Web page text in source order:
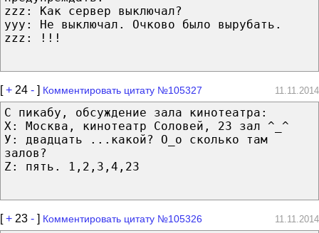
zzz: Как сервер выключал?
yyy: Не выключал. Очково было вырубать.
zzz: !!!
[+ 24 - ] Комментировать цитату №105327 11.11.2014
С пикабу, обсуждение зала кинотеатра:
Х: Москва, кинотеатр Соловей, 23 зал ^_^
У: двадцать ...какой? О_о сколько там
залов?
Z: пять. 1,2,3,4,23
[+ 23 - ] Комментировать цитату №105326 11.11.2014